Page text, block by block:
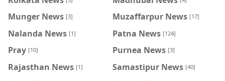
Munger News [3] Muzaffarpur News [17]
Nalanda News [1] Patna News [124]
Pray [10] Purnea News [3]
Rajasthan News [1] Samastipur News [40]